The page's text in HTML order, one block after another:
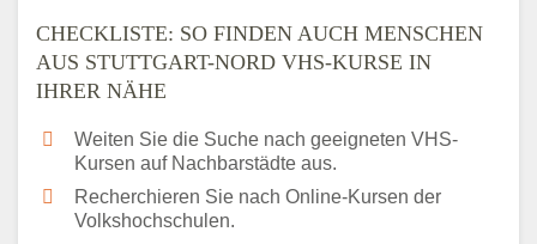
CHECKLISTE: SO FINDEN AUCH MENSCHEN
AUS STUTTGART-NORD VHS-KURSE IN
IHRER NÄHE
Weiten Sie die Suche nach geeigneten VHS-
Kursen auf Nachbarstädte aus.
Recherchieren Sie nach Online-Kursen der
Volkshochschulen.